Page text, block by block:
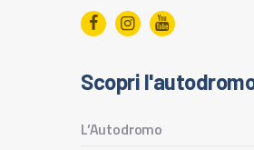
Scopri
L’Autodromo